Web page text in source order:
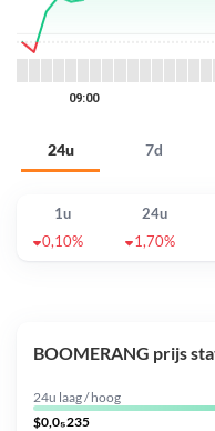
24u 7d
1u 24u
0,10%
1,70%
BOOMERANG prijs
24u laag / hoog
$0,0₅235